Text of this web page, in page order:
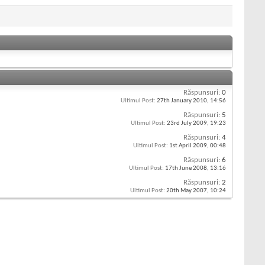
Răspunsuri: 0
Ultimul Post: 27th January 2010, 14:56
Răspunsuri: 5
Ultimul Post: 23rd July 2009, 19:23
Răspunsuri: 4
Ultimul Post: 1st April 2009, 00:48
Răspunsuri: 6
Ultimul Post: 17th June 2008, 13:16
Răspunsuri: 2
Ultimul Post: 20th May 2007, 10:24